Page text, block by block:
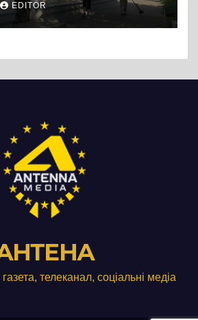
EDITOR
телеканал, соціальні медіа